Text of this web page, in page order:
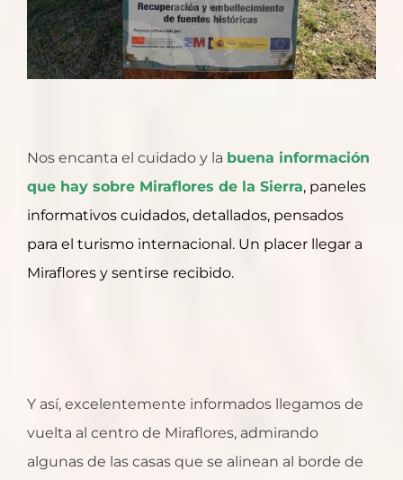
Nos encanta el cuidado y la buena información
que hay sobre Miraflores de la Sierra, paneles
informativos cuidados, detallados, pensados
para el turismo internacional. Un placer llegar a
Miraflores y sentirse recibido.
Y así, excelentemente informados llegamos de
vuelta al centro de Miraflores, admirando
algunas de las casas que se alinean al borde de